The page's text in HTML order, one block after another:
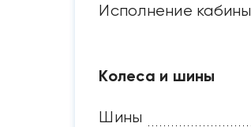
Исполнение кабины
Колеса и шины
Шины